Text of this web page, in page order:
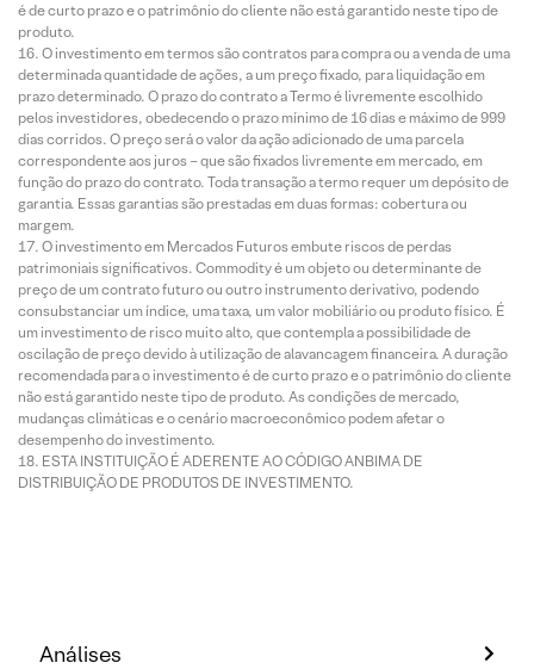
é de curto prazo e o patrimônio do cliente não está garantido neste tipo de
produto.
O investimento em termos são contratos para compra ou a venda de uma
determinada quantidade de ações, a um preço fixado, para liquidação em
prazo determinado. O prazo do contrato a Termo é livremente escolhido
pelos investidores, obedecendo o prazo mínimo de 16 dias e máximo de 999
dias corridos. O preço será o valor da ação adicionado de uma parcela
correspondente aos juros – que são fixados livremente em mercado, em
função do prazo do contrato. Toda transação a termo requer um depósito de
garantia. Essas garantias são prestadas em duas formas: cobertura ou
margem.
O investimento em Mercados Futuros embute riscos de perdas
patrimoniais significativos. Commodity é um objeto ou determinante de
preço de um contrato futuro ou outro instrumento derivativo, podendo
consubstanciar um índice, uma taxa, um valor mobiliário ou produto físico. É
um investimento de risco muito alto, que contempla a possibilidade de
oscilação de preço devido à utilização de alavancagem financeira. A duração
recomendada para o investimento é de curto prazo e o patrimônio do cliente
não está garantido neste tipo de produto. As condições de mercado,
mudanças climáticas e o cenário macroeconômico podem afetar o
desempenho do investimento.
ESTA INSTITUIÇÃO É ADERENTE AO CÓDIGO ANBIMA DE
DISTRIBUIÇÃO DE PRODUTOS DE INVESTIMENTO.
Análises